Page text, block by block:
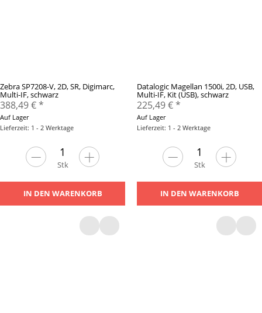
Zebra SP7208-V, 2D, SR, Digimarc,
Multi-IF, schwarz
388,49 €*
Auf Lager
Lieferzeit: 1 - 2 Werktage
Stk
IN DEN WARENKORB
Datalogic Magellan 1500i, 2D, USB,
Multi-IF, Kit (USB), schwarz
225,49 €*
Auf Lager
Lieferzeit: 1 - 2 Werktage
Stk
IN DEN WARENKORB